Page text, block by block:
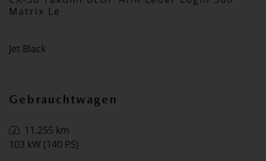
Matrix Le
Jet Black
Gebrauchtwagen
11.255 km
103 kW (140 PS)